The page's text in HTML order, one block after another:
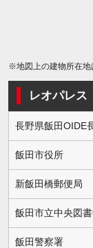
※地図上の建物所在地
レオパレ
長野県飯田OIDE
飯田市役所
新飯田橋郵便局
飯田市立中央図
飯田警察署